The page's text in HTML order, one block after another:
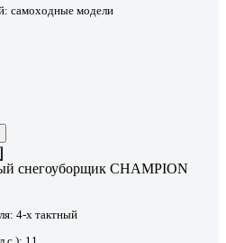
самоходные модели
снегоуборщик CHAMPION
4-х тактный